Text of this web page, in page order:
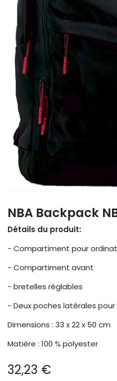
NBA Backpack
Détails du produit:
- Compartiment pour
- Compartiment avant
- bretelles réglables
- Deux poches latérales
Dimensions : 33 x 22 x 50 cm
Matière : 100 % polyester
32,23 €